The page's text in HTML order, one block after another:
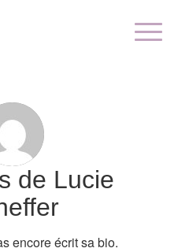
de Lucie
encore écrit sa bio.